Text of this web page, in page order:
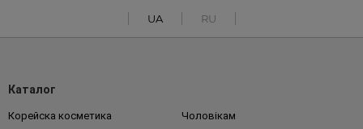
UA RU
Каталог
Корейска косметика Чоловікам